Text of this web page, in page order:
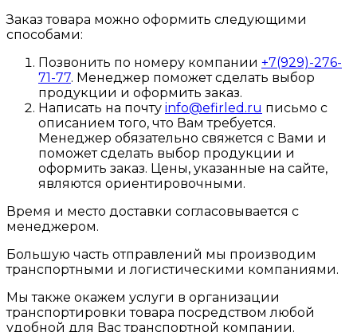
Заказ товара можно оформить следующими
способами:
Позвонить по номеру компании +7(929)-276-
71-77. Менеджер поможет сделать выбор
продукции и оформить заказ.
Написать на почту info@efirled.ru письмо с
описанием того, что Вам требуется.
Менеджер обязательно свяжется с Вами и
поможет сделать выбор продукции и
оформить заказ. Цены, указанные на сайте,
являются ориентировочными.
Время и место доставки согласовывается с
менеджером.
Большую часть отправлений мы производим
транспортными и логистическими компаниями.
Мы также окажем услуги в организации
транспортировки товара посредством любой
удобной для Вас транспортной компании.